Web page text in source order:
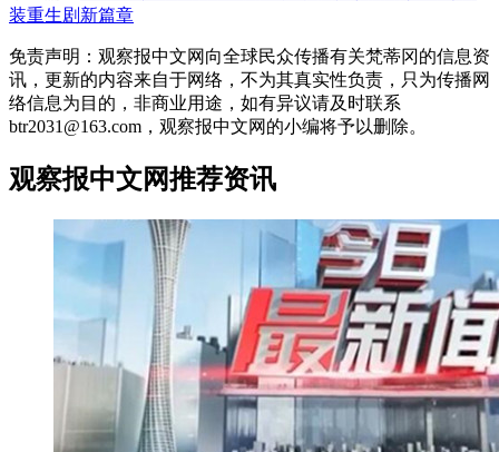
装重生剧新篇章
免责声明：观察报中文网向全球民众传播有关梵蒂冈的信息资
讯，更新的内容来自于网络，不为其真实性负责，只为传播网
络信息为目的，非商业用途，如有异议请及时联系
btr2031@163.com，观察报中文网的小编将予以删除。
观察报中文网推荐资讯